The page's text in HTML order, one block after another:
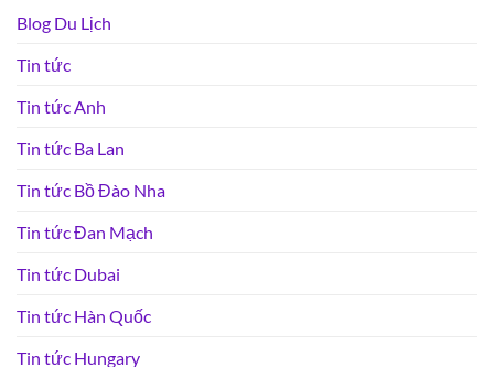
Blog Du Lịch
Tin tức
Tin tức Anh
Tin tức Ba Lan
Tin tức Bồ Đào Nha
Tin tức Đan Mạch
Tin tức Dubai
Tin tức Hàn Quốc
Tin tức Hungary